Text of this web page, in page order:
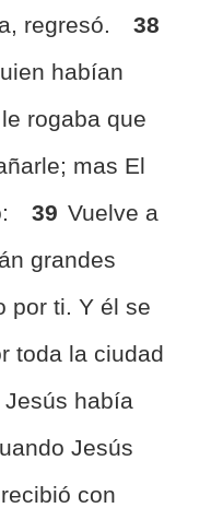
regresó.
38
habían
rogaba que
mas El
39 Vuelve a
grandes
por ti. Y él se
toda la ciudad
había
Jesús
con